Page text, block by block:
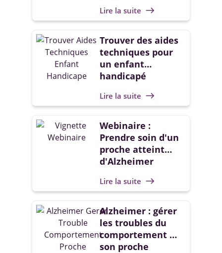
Lire la suite east
Trouver des aides
techniques pour
un enfant
handicapé
Lire la suite east
Webinaire :
Prendre soin d'un
proche atteint
d'Alzheimer
Lire la suite east
Alzheimer : gérer
les troubles du
comportement de
son proche